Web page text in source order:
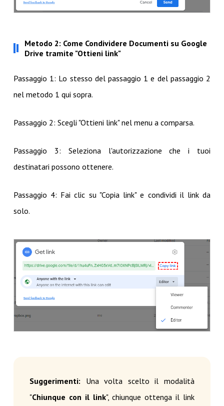
Metodo 2: Come Condividere Documenti su Google
Drive tramite "Ottieni link"
Passaggio 1: Lo stesso del passaggio 1 e del passaggio 2
nel metodo 1 qui sopra.
Passaggio 2: Scegli "Ottieni link" nel menu a comparsa.
Passaggio 3: Seleziona l'autorizzazione che i tuoi
destinatari possono ottenere.
Passaggio 4: Fai clic su "Copia link" e condividi il link da
solo.
Suggerimenti: Una volta scelto il modalità
"Chiunque con il link", chiunque ottenga il link